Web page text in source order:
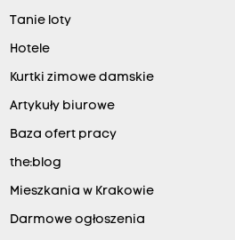
Tanie loty
Hotele
Kurtki zimowe damskie
Artykuły biurowe
Baza ofert pracy
the:blog
Mieszkania w Krakowie
Darmowe ogłoszenia